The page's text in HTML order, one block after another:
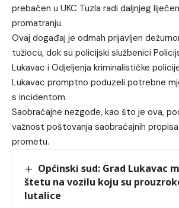
prebačen u UKC Tuzla radi daljnjeg
promatranju.
Ovaj događaj je odmah prijavljen
tužiocu, dok su policijski službenici
Lukavac i Odjeljenja kriminalističke
Lukavac promptno poduzeli potrebne
s incidentom.
Saobraćajne nezgode, kao što je ova,
važnost poštovanja saobraćajnih
prometu.
Općinski sud: Grad Lukavac
štetu na vozilu koju su
lutalice